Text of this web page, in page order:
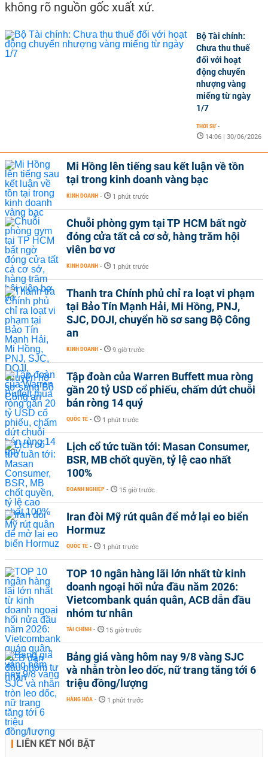
không rõ nguồn gốc xuất xứ.
Bộ Tài chính:
Chưa thu thuế
đối với hoạt
động chuyển
nhượng vàng
miếng từ ngày
1/7
THỜI SỰ -
14:06 | 30/06/2026
Mi Hồng lên tiếng sau kết luận về tồn
tại trong kinh doanh vàng bạc
KINH DOANH - 1 phút trước
Chuỗi phòng gym tại TP HCM bất ngờ
đóng cửa tất cả cơ sở, hàng trăm hội
viên bơ vơ
KINH DOANH - 1 phút trước
Thanh tra Chính phủ chỉ ra loạt vi phạm
tại Bảo Tín Mạnh Hải, Mi Hồng, PNJ,
SJC, DOJI, chuyển hồ sơ sang Bộ Công
an
KINH DOANH - 9 giờ trước
Tập đoàn của Warren Buffett mua ròng
gần 20 tỷ USD cổ phiếu, chấm dứt chuỗi
bán ròng 14 quý
QUỐC TẾ - 1 phút trước
Lịch cổ tức tuần tới: Masan Consumer,
BSR, MB chốt quyền, tỷ lệ cao nhất
100%
DOANH NGHIỆP - 15 giờ trước
Iran đòi Mỹ rút quân để mở lại eo biển
Hormuz
QUỐC TẾ - 1 phút trước
TOP 10 ngân hàng lãi lớn nhất từ kinh
doanh ngoại hối nửa đầu năm 2026:
Vietcombank quán quân, ACB dẫn đầu
nhóm tư nhân
TÀI CHÍNH - 15 giờ trước
Bảng giá vàng hôm nay 9/8 vàng SJC
và nhẫn tròn leo dốc, nữ trang tăng tới 6
triệu đồng/lượng
HÀNG HÓA - 1 phút trước
LIÊN KẾT NỔI BẬT